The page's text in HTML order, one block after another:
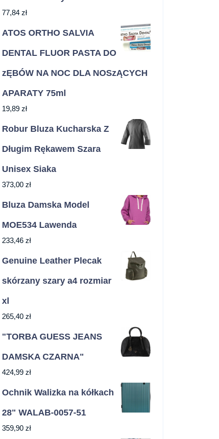
77,84 zł
ATOS ORTHO SALVIA
DENTAL FLUOR PASTA DO
zĘBÓW NA NOC DLA NOSzĄCYCH
APARATY 75ml
19,89 zł
Robur Bluza Kucharska Z
Długim Rękawem Szara
Unisex Siaka
373,00 zł
Bluza Damska Model
MOE534 Lawenda
233,46 zł
Genuine Leather Plecak
skórzany szary a4 rozmiar
xl
265,40 zł
"TORBA GUESS JEANS
DAMSKA CZARNA"
424,99 zł
Ochnik Walizka na kółkach
28" WALAB-0057-51
359,90 zł